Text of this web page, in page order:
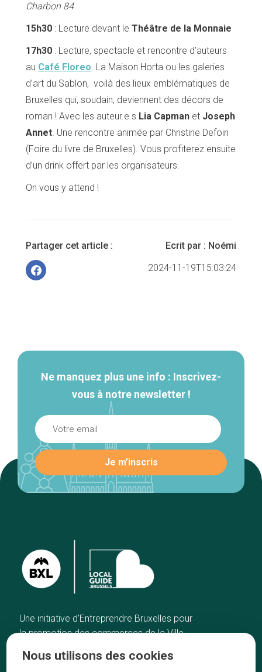
Charbon 84
15h30 : Lecture devant leThéâtre de la Monnaie
17h30 : Lecture, spectacle et rencontre d’auteurs
au Café Floreo. La Maison Horta ou les galeries
d’art du Sablon, voilà des lieux emblématiques de
Bruxelles qui, soudain, deviennent des décors de
roman ! Avec les auteur.e.s Lia Capman et Joseph
Annet. Une rencontre animée par Christine Defoin
(Foire du livre de Bruxelles). Vous profiterez ensuite
d’un drink offert par les organisateurs.
On vous y attend !
Partager cet article : Ecrit par : Noémi
2024-11-19T15:03:24
Ne manquez plus une info : Inscrivez-
vous à notre newsletter !
Une initiative d’Entreprendre Bruxelles pour
la promotion des commerces de la Ville
Accueil
Artisans
Nous utilisons des cookies